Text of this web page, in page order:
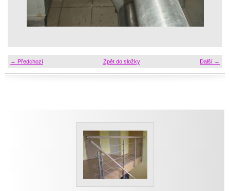
← Předchozí Další →
Zpět do složky